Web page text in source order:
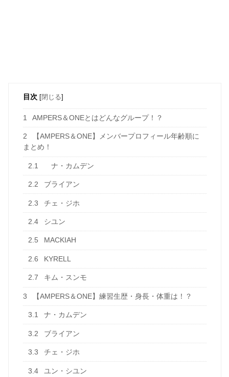
目次 [閉じる]
1 AMPERS＆ONEとはどんなグループ！？
2
【AMPERS＆ONE】メンバープロフィール年齢順に
まとめ！
2.1 ナ・カムデン
2.2 ブライアン
2.3 チェ・ジホ
2.4 シユン
2.5 MACKIAH
2.6 KYRELL
2.7 キム・スンモ
3 【AMPERS＆ONE】練習生歴・身長・体重は！？
3.1 ナ・カムデン
3.2 ブライアン
3.3 チェ・ジホ
3.4 ユン・シユン